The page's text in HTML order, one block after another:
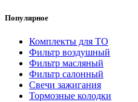
Популярное
Комплекты для ТО
Фильтр воздушный
Фильтр масляный
Фильтр салонный
Свечи зажигания
Тормозные колодки